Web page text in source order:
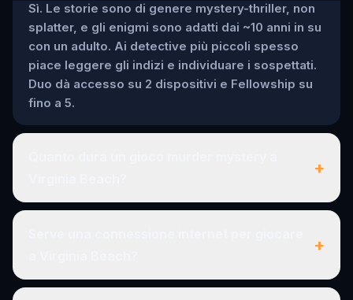
Sì. Le storie sono di genere mystery-thriller, non
splatter, e gli enigmi sono adatti dai ~10 anni in su
con un adulto. Ai detective più piccoli spesso
piace leggere gli indizi e individuare i sospettati.
Duo dà accesso su 2 dispositivi e Fellowship su
fino a 5.
+
+